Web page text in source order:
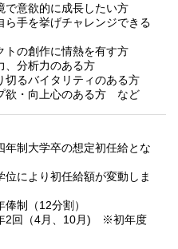
で意欲的に成長したい方
ら手を挙げチャレンジできる
トの創作に情熱を有す方
、分析力のある方
切るバイタリティのある方
欲・向上心のある方 など
制大学卒の想定初任給とな
により初任給額が変動しま
俸制（12分割）
2回（4月、10月) ※初年度